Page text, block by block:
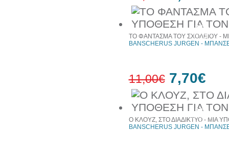
30%
έκπτωση
web
30%
έκπτωση
web
ΤΟ ΦΑΝΤΑΣΜΑ ΤΟΥ ΣΧΟΛΕΙΟΥ -
BANSCHERUS JURGEN -
11,00€ 7,70€
Ο ΚΛΟΥΖ, ΣΤΟ ΔΙΑΔΙΚΤΥΟ - ΜΙΑ
BANSCHERUS JURGEN -